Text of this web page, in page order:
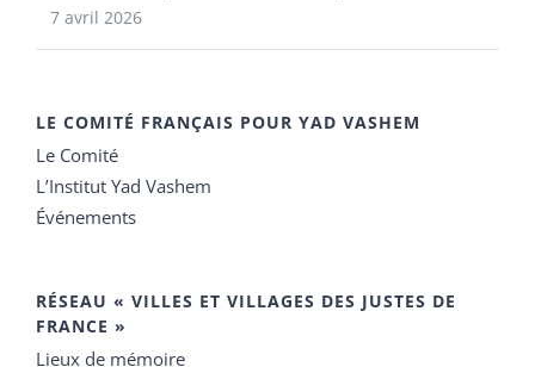
7 avril 2026
LE COMITÉ FRANÇAIS POUR YAD VASHEM
Le Comité
L’Institut Yad Vashem
Événements
RÉSEAU « VILLES ET VILLAGES DES JUSTES DE
FRANCE »
Lieux de mémoire